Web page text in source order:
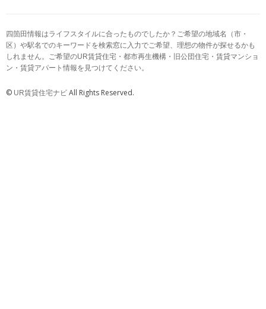
四箇田情報はライフスタイルに合ったものでしたか？ご希望の地域名（市・
区）や駅名でのキーワードを検索窓に入力でご希望、理想の物件が探せるかも
しれません。ご希望のUR賃貸住宅・都市再生機構・旧公団住宅・賃貸マンショ
ン・賃貸アパート情報を見つけてください。
© UR賃貸住宅ナビ All Rights Reserved.